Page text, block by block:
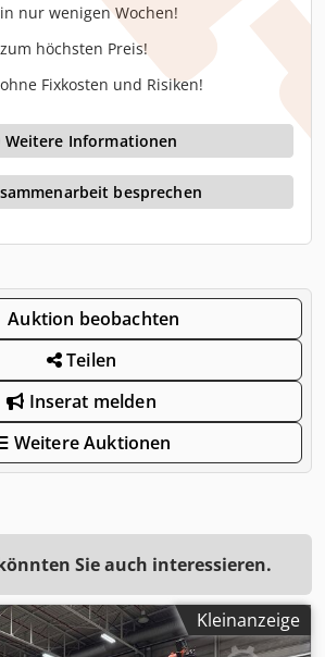
nur wenigen Wochen!
höchsten Preis!
Fixkosten und Risiken!
Weitere Informationen
besprechen
Auktion beobachten
Teilen
Inserat melden
Weitere Auktionen
Sie auch interessieren.
Kleinanzeige